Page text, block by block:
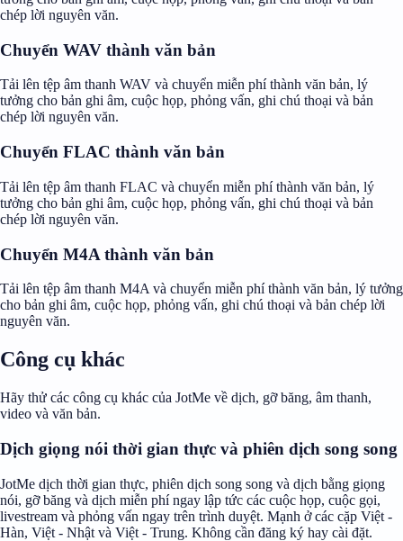
chép lời nguyên văn.
Chuyển WAV thành văn bản
Tải lên tệp âm thanh WAV và chuyển miễn phí thành văn bản, lý
tưởng cho bản ghi âm, cuộc họp, phỏng vấn, ghi chú thoại và bản
chép lời nguyên văn.
Chuyển FLAC thành văn bản
Tải lên tệp âm thanh FLAC và chuyển miễn phí thành văn bản, lý
tưởng cho bản ghi âm, cuộc họp, phỏng vấn, ghi chú thoại và bản
chép lời nguyên văn.
Chuyển M4A thành văn bản
Tải lên tệp âm thanh M4A và chuyển miễn phí thành văn bản, lý tưởng
cho bản ghi âm, cuộc họp, phỏng vấn, ghi chú thoại và bản chép lời
nguyên văn.
Công cụ khác
Hãy thử các công cụ khác của JotMe về dịch, gỡ băng, âm thanh,
video và văn bản.
Dịch giọng nói thời gian thực và phiên dịch song song
JotMe dịch thời gian thực, phiên dịch song song và dịch bằng giọng
nói, gỡ băng và dịch miễn phí ngay lập tức các cuộc họp, cuộc gọi,
livestream và phỏng vấn ngay trên trình duyệt. Mạnh ở các cặp Việt -
Hàn, Việt - Nhật và Việt - Trung. Không cần đăng ký hay cài đặt.